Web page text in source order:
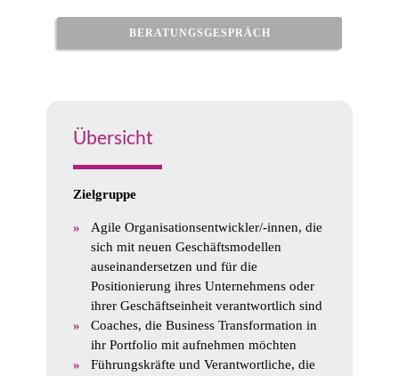
BERATUNGSGESPRÄCH
Übersicht
Zielgruppe
Agile Organisationsentwickler/-innen, die
sich mit neuen Geschäftsmodellen
auseinandersetzen und für die
Positionierung ihres Unternehmens oder
ihrer Geschäftseinheit verantwortlich sind
Coaches, die Business Transformation in
ihr Portfolio mit aufnehmen möchten
Führungskräfte und Verantwortliche, die